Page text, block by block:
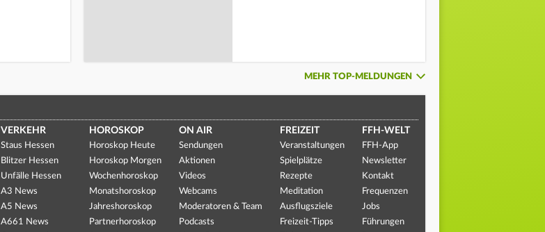
MEHR TOP-MELDUNGEN
VERKEHR
Staus Hessen
Blitzer Hessen
Unfälle Hessen
A3 News
A5 News
A661 News
HOROSKOP
Horoskop Heute
Horoskop Morgen
Wochenhoroskop
Monatshoroskop
Jahreshoroskop
Partnerhoroskop
ON AIR
Sendungen
Aktionen
Videos
Webcams
Moderatoren & Team
Podcasts
FREIZEIT
Veranstaltungen
Spielplätze
Rezepte
Meditation
Ausflugsziele
Freizeit-Tipps
FFH-WELT
FFH-App
Newsletter
Kontakt
Frequenzen
Jobs
Führungen